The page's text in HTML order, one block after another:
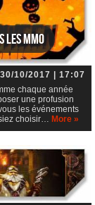
les MMO
30/10/2017 | 17:07
chaque année
une profusion
les événements
choisir… More »